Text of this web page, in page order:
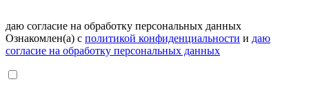
даю согласие на обработку персональных данных
Ознакомлен(а) с политикой конфиденциальности и даю
согласие на обработку персональных данных